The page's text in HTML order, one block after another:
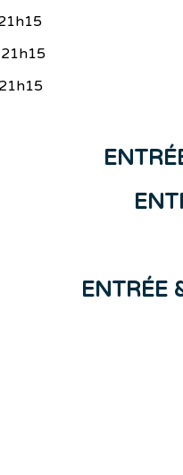
ENTR
ENTRÉE